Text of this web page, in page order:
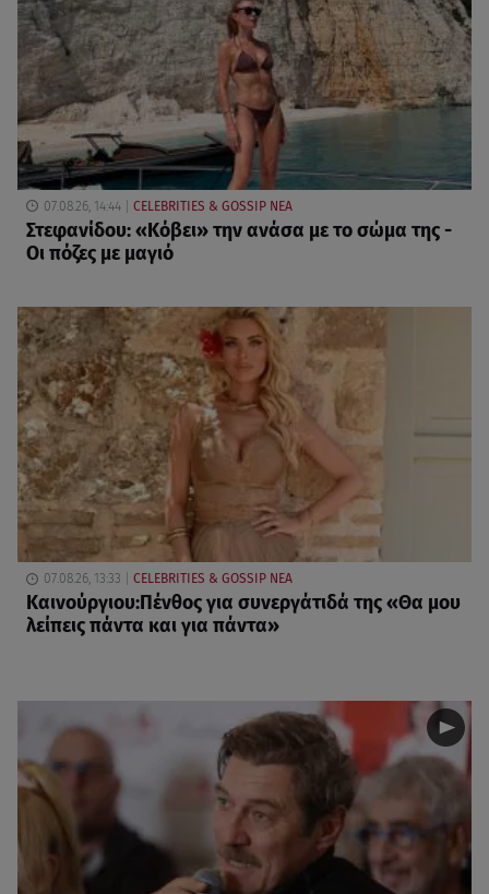
07.08.26, 14:44 CELEBRITIES & GOSSIP ΝΕΑ
Στεφανίδου: «Κόβει» την ανάσα με το σώμα της -
Οι πόζες με μαγιό
07.08.26, 13:33 CELEBRITIES & GOSSIP ΝΕΑ
Καινούργιου:Πένθος για συνεργάτιδά της «Θα μου
λείπεις πάντα και για πάντα»